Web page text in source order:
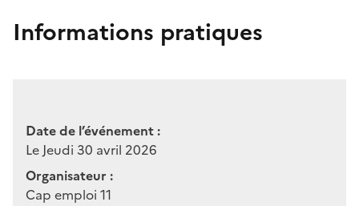
Informations pratiques
Date de l’événement :
Le Jeudi 30 avril 2026
Organisateur :
Cap emploi 11